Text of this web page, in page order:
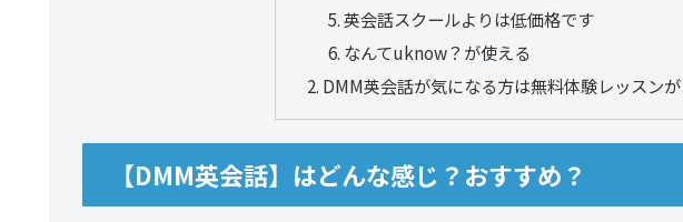
英会話スクールよりは低価格です
なんてuknow？が使える
DMM英会話が気になる方は無料体験レッスン
【DMM英会話】はどんな感じ？おすすめ？